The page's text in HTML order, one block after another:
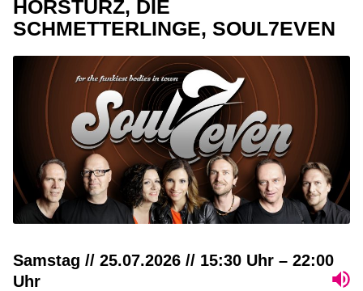
HÖRSTURZ, DIE
SCHMETTERLINGE, SOUL7EVEN
Samstag // 25.07.2026 // 15:30 Uhr – 22:00
Uhr